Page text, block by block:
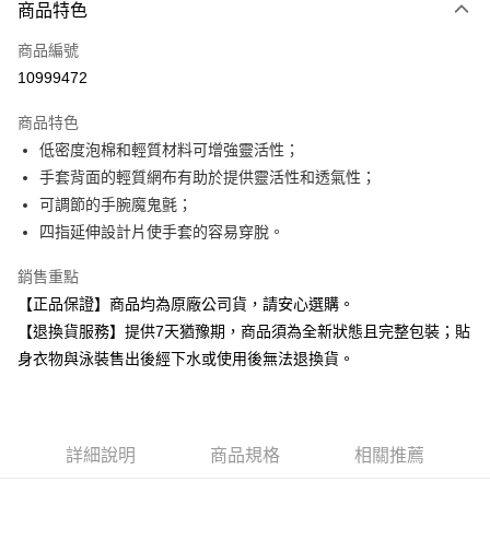
信用卡一次付款
超商取貨付款
運送方式
全家取貨付款
每筆NT$80，滿NT$599(含以上)免運費
每筆NT$80，滿NT$599(含以上)免運費
7-11取貨付款
每筆NT$80，滿NT$599(含以上)免運費
商品特色
商品編號
10999472
商品特色
低密度泡棉和輕質材料可增強靈活性；
手套背面的輕質網布有助於提供靈活性和透氣性；
可調節的手腕魔鬼氈；
四指延伸設計片使手套的容易穿脫。
銷售重點
【正品保證】商品均為原廠公司貨，請安心選購。
【退換貨服務】提供7天猶豫期，商品須為全新狀態且完整包裝；貼
身衣物與泳裝售出後經下水或使用後無法退換貨。
詳細說明 商品規格 相關推薦